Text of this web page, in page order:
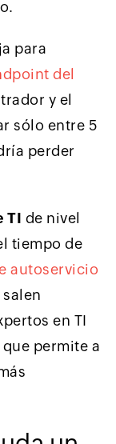
para
del
y el
sólo entre 5
perder
TI de nivel
tiempo de
autoservicio
en TI
permite a